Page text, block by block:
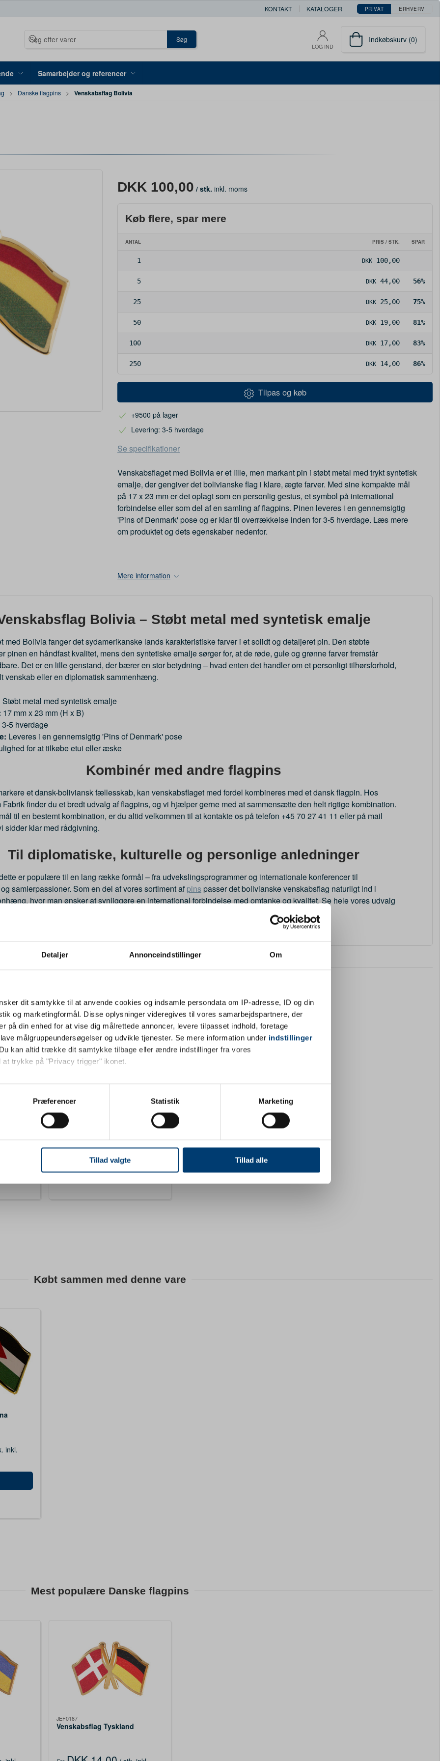
Detaljer Annonceindstillinger Om
dit samtykke til at anvende cookies og indsamle persondata om IP-adresse, ID og din
og marketingformål. Disse oplysninger videregives til vores samarbejdspartnere, der
på din enhed for at vise dig målrettede annoncer, levere tilpasset indhold, foretage
målgruppeundersøgelser og udvikle tjenester. Se mere information under indstillinger
kan altid trække dit samtykke tilbage eller ændre indstillinger fra vores
at trykke på "Privacy trigger" ikonet.
gerne:
om din placering, der kan være nøjagtig inden for få meter
vores indhold og annoncer, til at vise dig funktioner til sociale medier og til at analysere
om din brug af vores hjemmeside med vores partnere inden for sociale medier,
Vores partnere kan kombinere disse data med andre oplysninger, du har givet
fra din brug af deres tjenester.
Præferencer Statistik Marketing
Tillad valgte Tillad alle
KONTAKT KATALOGER PRIVAT ERHVERV
Søg
LOG IND
Indkøbskurv (0)
Samarbejder og referencer
Danske flagpins Venskabsflag Bolivia
Privat
DKK 100,00 / stk. inkl. moms
Køb flere, spar mere
ANTAL PRIS / STK. SPAR
1 DKK 100,00
5 DKK 44,00 56%
25 DKK 25,00 75%
50 DKK 19,00 81%
100 DKK 17,00 83%
250 DKK 14,00 86%
Tilpas og køb
+9500 på lager
Levering: 3-5 hverdage
Se specifikationer
Venskabsflaget med Bolivia er et lille, men markant pin i støbt metal med trykt syntetisk
emalje, der gengiver det bolivianske flag i klare, ægte farver. Med sine kompakte mål
på 17 x 23 mm er det oplagt som en personlig gestus, et symbol på international
forbindelse eller som del af en samling af flagpins. Pinen leveres i en gennemsigtig
'Pins of Denmark' pose og er klar til overrækkelse inden for 3-5 hverdage. Læs mere
om produktet og dets egenskaber nedenfor.
Mere information
Bolivia – Støbt metal med syntetisk emalje
med Bolivia fanger det sydamerikanske lands karakteristiske farver i et solidt og detaljeret pin. Den støbte
pinen en håndfast kvalitet, mens den syntetiske emalje sørger for, at de røde, gule og grønne farver fremstår
Det er en lille genstand, der bærer en stor betydning – hvad enten det handler om et personligt tilhørsforhold,
venskab eller en diplomatisk sammenhæng.
Støbt metal med syntetisk emalje
17 mm x 23 mm (H x B)
3-5 hverdage
Leveres i en gennemsigtig 'Pins of Denmark' pose
for at tilkøbe etui eller æske
Kombinér med andre flagpins
et dansk-boliviansk fællesskab, kan venskabsflaget med fordel kombineres med et dansk flagpin. Hos
Fabrik finder du et bredt udvalg af flagpins, og vi hjælper gerne med at sammensætte den helt rigtige kombination.
til en bestemt kombination, er du altid velkommen til at kontakte os på telefon +45 70 27 41 11 eller på mail
sidder klar med rådgivning.
Til diplomatiske, kulturelle og personlige anledninger
er populære til en lang række formål – fra udvekslingsprogrammer og internationale konferencer til
samlerpassioner. Som en del af vores sortiment af pinspasser det bolivianske venskabsflag naturligt ind i
hvor man ønsker at synliggøre en international forbindelse med omtanke og kvalitet. Se hele vores udvalg
Relaterede varer
medalje m. tekst
DKK 0,93
Købt sammen med denne vare
inkl.
Mest populære Danske flagpins
JEF0187
Venskabsflag Tyskland